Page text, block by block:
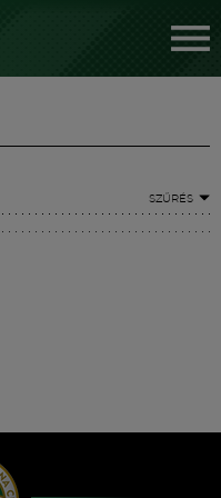
SZŰRÉS